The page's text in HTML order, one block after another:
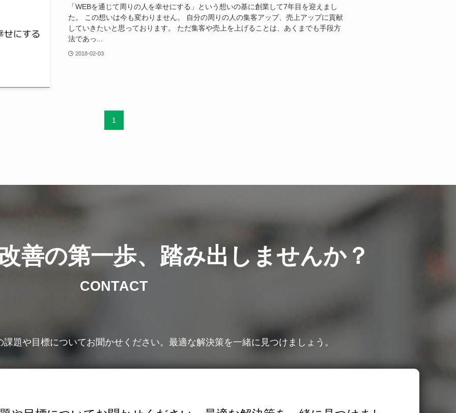
「WEBを通じて周りの人を幸せにする」という想いの基に創業して7年目を迎えまし
た。 この想いは今も変わりません。 自分の周りの人の集客アップ、売上アップに貢献
していきたいと思っております。 ただ集客や売上を上げることは、あくまでも手段方
法であっ...
2018-02-03
1
善の第一歩、踏み出しませんか？
CONTACT
題や目標についてお聞かせください。最適な解決策を一緒に見つけましょう。